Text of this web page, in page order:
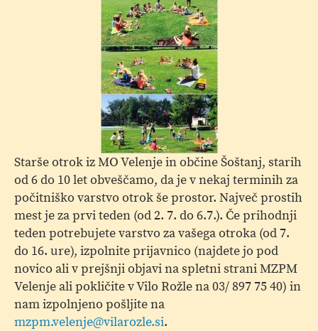
Starše otrok iz MO Velenje in občine Šoštanj, starih
od 6 do 10 let obveščamo, da je v nekaj terminih za
počitniško varstvo otrok še prostor. Največ prostih
mest je za prvi teden (od 2. 7. do 6.7.). Če prihodnji
teden potrebujete varstvo za vašega otroka (od 7.
do 16. ure), izpolnite prijavnico (najdete jo pod
novico ali v prejšnji objavi na spletni strani MZPM
Velenje ali pokličite v Vilo Rožle na 03/ 897 75 40) in
nam izpolnjeno pošljite na
mzpm.velenje@vilarozle.si.